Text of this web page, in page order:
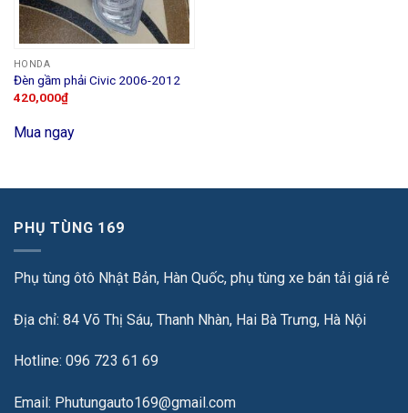
HONDA
Đèn gầm phải Civic 2006-2012
420,000₫
Mua ngay
PHỤ TÙNG 169
Phụ tùng ôtô Nhật Bản, Hàn Quốc, phụ tùng xe bán tải giá rẻ
Địa chỉ: 84 Võ Thị Sáu, Thanh Nhàn, Hai Bà Trưng, Hà Nội
Hotline: 096 723 61 69
Email: Phutungauto169@gmail.com